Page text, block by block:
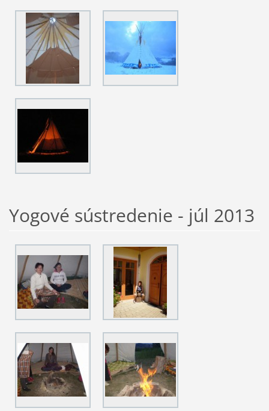
Yogové sústredenie - júl 2013